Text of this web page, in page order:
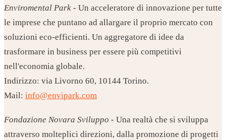
Enviromental Park - Un acceleratore di innovazione per tutte
le imprese che puntano ad allargare il proprio mercato con
soluzioni eco-efficienti. Un aggregatore di idee da
trasformare in business per essere più competitivi
nell'economia globale.
Indirizzo: via Livorno 60, 10144 Torino.
Mail: info@envipark.com
Fondazione Novara Sviluppo - Una realtà che si sviluppa
attraverso molteplici direzioni, dalla promozione di progetti